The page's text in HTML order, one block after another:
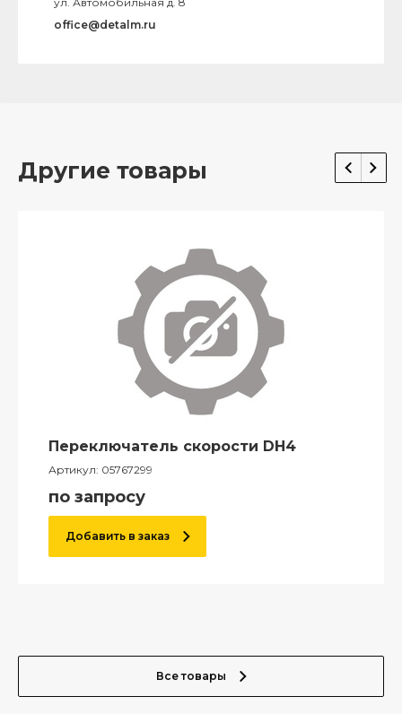
office@detalm.ru
Другие товары
Переключатель скорости DH4
Артикул: 05767299
по запросу
Добавить в заказ
Все товары